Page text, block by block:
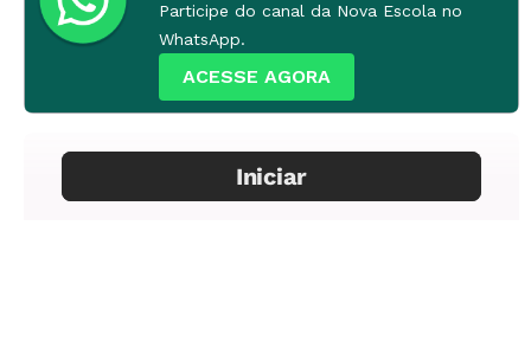
Tecnologia na Educação.
Já foram publicados cinco dos 30 vídeos
prometidos até o fim do ano. Eles são
propositalmente curtos, com cerca de 5 minutos de
duração, para propiciar a discussão pontual dos
Participe do canal da Nova Escola no
WhatsApp.
ACESSE AGORA